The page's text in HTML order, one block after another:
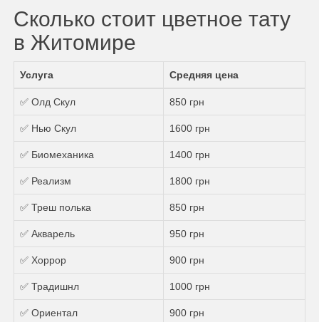
Сколько стоит цветное тату
в Житомире
Услуга Средняя цена
✅ Олд Скул 850 грн
✅ Нью Скул 1600 грн
✅ Биомеханика 1400 грн
✅ Реализм 1800 грн
✅ Треш полька 850 грн
✅ Акварель 950 грн
✅ Хоррор 900 грн
✅ Традишнл 1000 грн
✅ Ориентал 900 грн